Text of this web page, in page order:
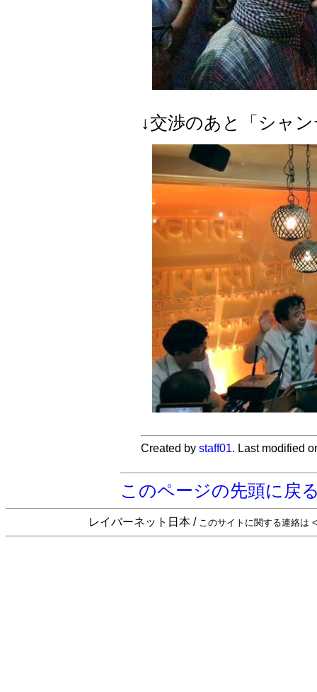
↓交渉のあと「シャ
Created bystaff01. Last modified
このページの先頭に戻
レイバーネット日本 / このサイトに関する連絡は